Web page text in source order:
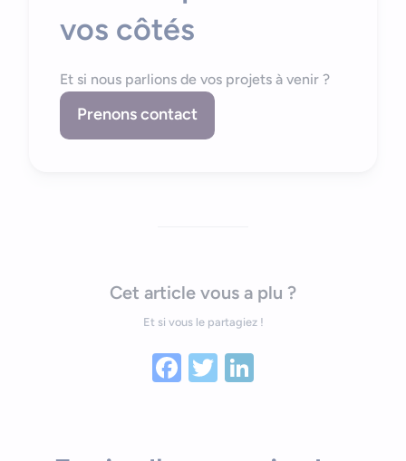
vos côtés
Et si nous parlions de vos projets à venir ?
Prenons contact
Cet article vous a plu ?
Et si vous le partagiez !
Facebook
Twitter